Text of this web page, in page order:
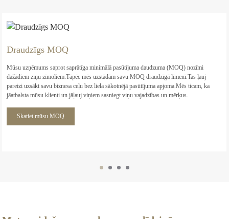
Draudzīgs MOQ
Mūsu uzņēmums saprot saprātīga minimālā pasūtījuma daudzuma (MOQ) nozīmi
dažādiem ziņu zīmoliem.Tāpēc mēs uzstādām savu MOQ draudzīgā līmenī.Tas ļauj
pareizi uzsākt savu biznesa ceļu bez liela sākotnējā pasūtījuma apjoma.Mēs ticam, ka
jāatbalsta mūsu klienti un jāļauj viņiem sasniegt viņu vajadzības un mērķus.
Skatiet mūsu MOQ